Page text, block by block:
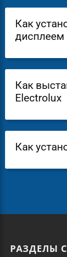
Как
дисплеем
Как
Electrolux
Как
РАЗДЕЛЫ